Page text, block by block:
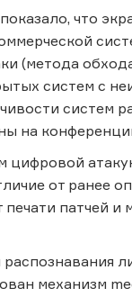
показало, что
(метода
систем с
систем
на
цифровой
от ранее
патчей и
механизм